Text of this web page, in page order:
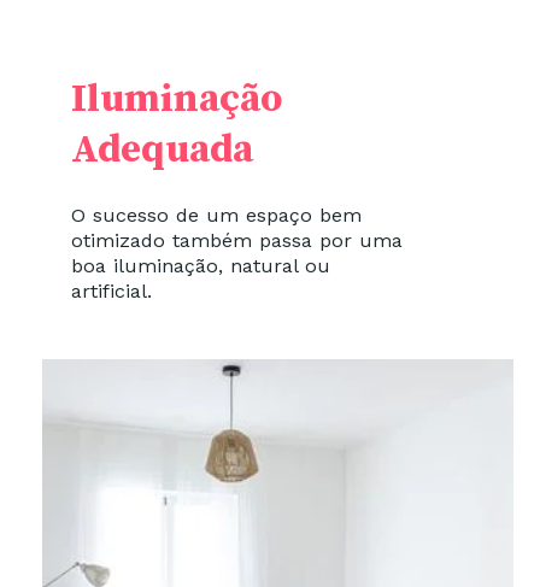
O sucesso de um espaço bem
otimizado também passa por uma
boa iluminação, natural ou
artificial.
Iluminação
Adequada